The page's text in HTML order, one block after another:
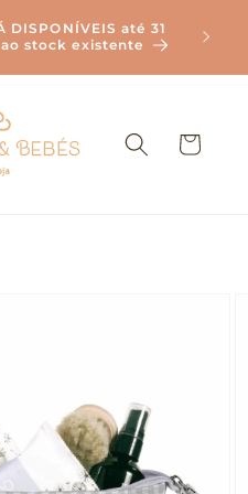
DISPONÍVEIS até 31
stock existente
Carrinho